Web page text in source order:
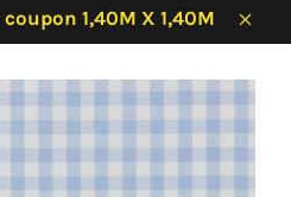
1,40M X 1,40M
Close